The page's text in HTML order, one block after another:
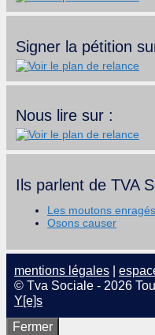
Signer la pétition
Nous lire sur :
Ils parlent de TVA
Les moutons enragés
Osons causer
mentions légales
© Tva Sociale - 2026
Y[e]s
Fermer